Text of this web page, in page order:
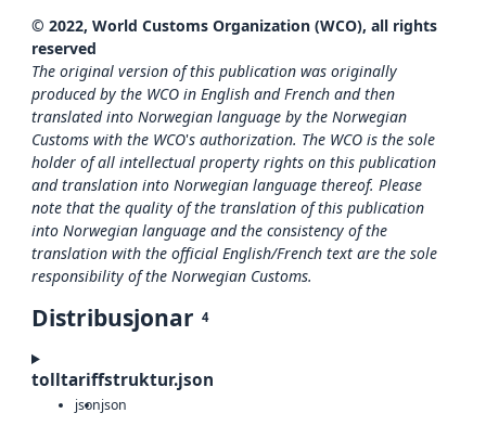
© 2022, World Customs Organization (WCO), all rights
reserved
The original version of this publication was originally
produced by the WCO in English and French and then
translated into Norwegian language by the Norwegian
Customs with the WCO's authorization. The WCO is the sole
holder of all intellectual property rights on this publication
and translation into Norwegian language thereof. Please
note that the quality of the translation of this publication
into Norwegian language and the consistency of the
translation with the official English/French text are the sole
responsibility of the Norwegian Customs.
Distribusjonar 4
tolltariffstruktur.json
jsonjson